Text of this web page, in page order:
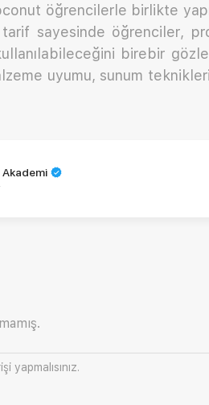
öğrencilerle birlikte
sayesinde öğrenciler,
birebir
uyumu, sunum
Akademi
yapmalısınız.